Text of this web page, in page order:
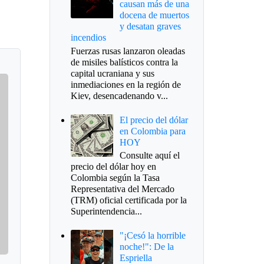
causan más de una
docena de muertos
y desatan graves
incendios
Fuerzas rusas lanzaron oleadas
de misiles balísticos contra la
capital ucraniana y sus
inmediaciones en la región de
Kiev, desencadenando v...
El precio del dólar
en Colombia para
HOY
Consulte aquí el
precio del dólar hoy en
Colombia según la Tasa
Representativa del Mercado
(TRM) oficial certificada por la
Superintendencia...
"¡Cesó la horrible
noche!": De la
Espriella